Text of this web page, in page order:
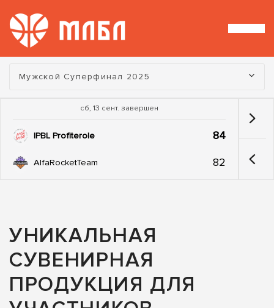
Турнир:
Мужской Суперфинал 2025
сб, 13 сент. завершен
IPBL Profiterole 84
AlfaRocketTeam 82
УНИКАЛЬНАЯ
СУВЕНИРНАЯ
ПРОДУКЦИЯ ДЛЯ